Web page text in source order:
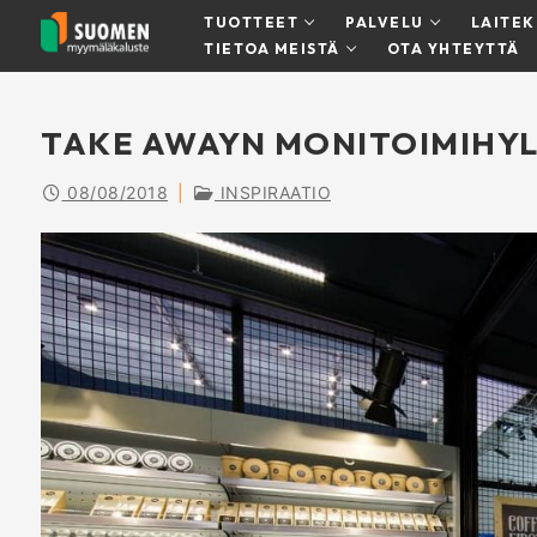
Hyppää
sisältöön
TUOTTEET PALVELU
TIETOA MEISTÄ
OTA YHTEYTTÄ
TAKE AWAYN
08/08/2018 INSPIRAATIO